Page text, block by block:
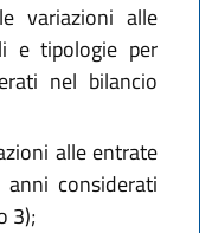
variazioni alle
e tipologie per
nel bilancio
alle entrate
considerati
3);